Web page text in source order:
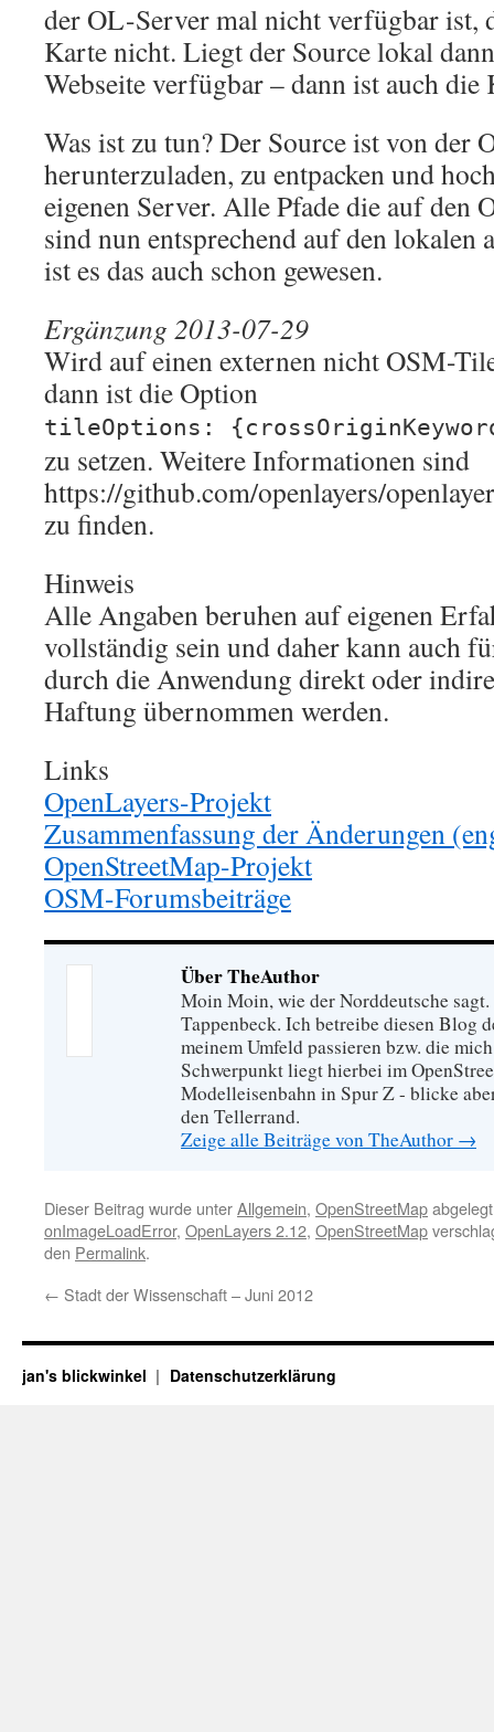
der OL-Server mal nicht verfügbar ist,
Karte nicht. Liegt der Source lokal
Webseite verfügbar – dann ist auch
Was ist zu tun? Der Source ist von der
herunterzuladen, zu entpacken und
eigenen Server. Alle Pfade die auf den
sind nun entsprechend auf den lokalen
ist es das auch schon gewesen.
Ergänzung 2013-07-29
Wird auf einen externen nicht OSM-
dann ist die Option
tileOptions:
zu setzen. Weitere Informationen sind
https://github.com/openlayers/
zu finden.
Hinweis
Alle Angaben beruhen auf eigenen
vollständig sein und daher kann auch
durch die Anwendung direkt oder
Haftung übernommen werden.
Links
OpenLayers-Projekt
Zusammenfassung der Änderungen
OpenStreetMap-Projekt
OSM-Forumsbeiträge
Über TheAuthor
Moin Moin, wie der Norddeutsche
Tappenbeck. Ich betreibe diesen Blog
meinem Umfeld passieren bzw. die
Schwerpunkt liegt hierbei im
Modelleisenbahn in Spur Z - blicke
den Tellerrand.
Zeige alle Beiträge von TheAuthor →
Dieser Beitrag wurde unterAllgemein, OpenStreetMap
onImageLoadError, OpenLayers 2.12, OpenStreetMap
den Permalink.
← Stadt der Wissenschaft – Juni 2012
jan's blickwinkel Datenschutzerklärung